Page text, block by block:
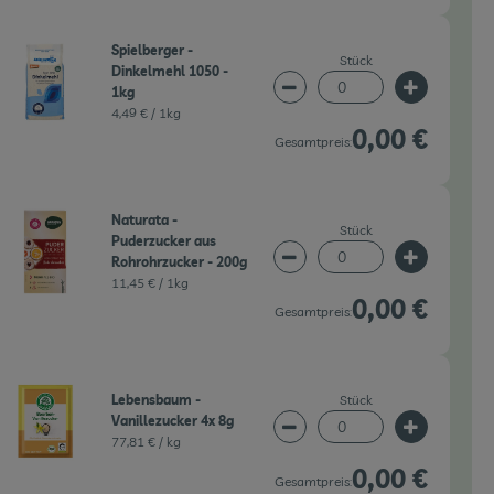
ändern
Spielberger -
Dinkelmehl 1050 -
1kg
4,49 € / 1kg
Stück
Artikelanzahl verringern
Gesamtpreis:0,00 €
ändern
Naturata -
Puderzucker aus
Rohrohrzucker - 200g
11,45 € / 1kg
Stück
Artikelanzahl verringern
Gesamtpreis:0,00 €
ändern
Lebensbaum -
Vanillezucker 4x 8g
77,81 € / kg
Stück
Artikelanzahl verringern
Gesamtpreis:0,00 €